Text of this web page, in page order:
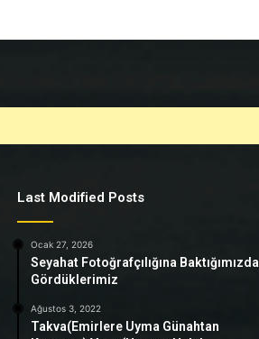
Last Modified Posts
Ocak 27, 2026
Seyahat Fotoğrafçılığına Baktığımızda
Gördüklerimiz
Ağustos 3, 2022
Takva(Emirlere Uyma Günahtan